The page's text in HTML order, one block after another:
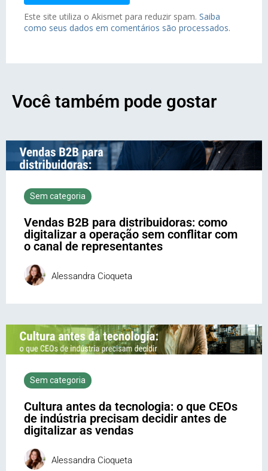
Este site utiliza o Akismet para reduzir spam. Saiba
como seus dados em comentários são processados.
Você também pode gostar
Sem categoria
Vendas B2B para distribuidoras: como
digitalizar a operação sem conflitar com
o canal de representantes
Alessandra Cioqueta
Sem categoria
Cultura antes da tecnologia: o que CEOs
de indústria precisam decidir antes de
digitalizar as vendas
Alessandra Cioqueta